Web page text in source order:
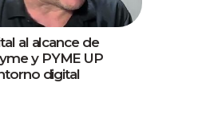
al alcance de
y PYME UP
digital